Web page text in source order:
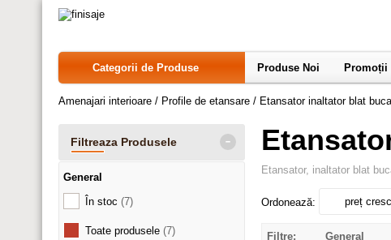
Categorii de Produse Produse Noi Promoții
Amenajari interioare / Profile de etansare / Etansator inaltator blat
Etansator, inaltator blat
Ordonează: preț
Filtre: General
Filtreaza Produsele -
General
În stoc (7)
Toate produsele (7)